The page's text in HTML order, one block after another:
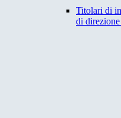
Titolari di
di